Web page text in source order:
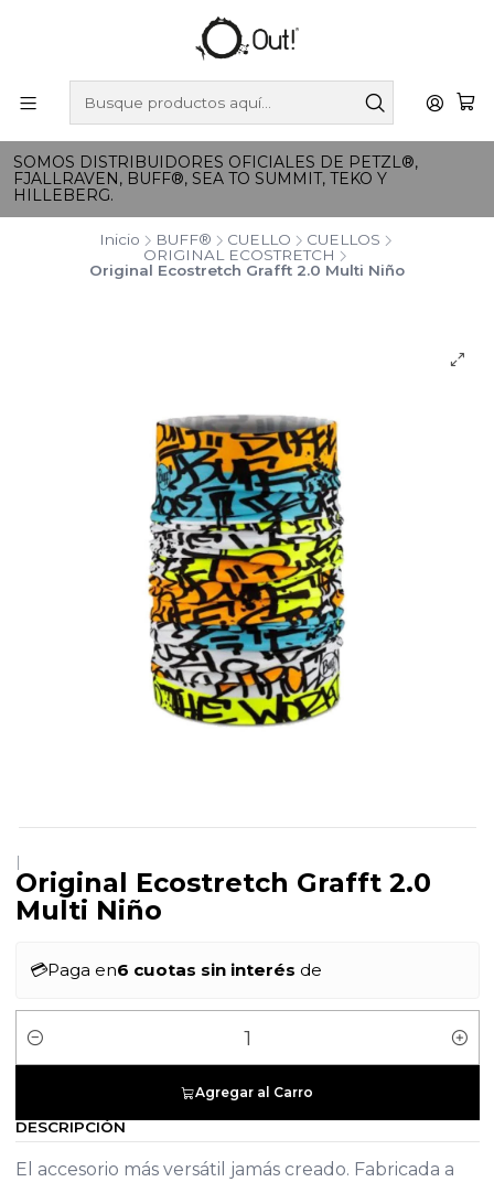
SOMOS DISTRIBUIDORES OFICIALES DE PETZL®,
FJALLRAVEN, BUFF®, SEA TO SUMMIT, TEKO Y
HILLEBERG.
Inicio BUFF® CUELLO
CUELLOS
ORIGINAL ECOSTRETCH
Original Ecostretch Grafft 2.0 Multi Niño
|
Original Ecostretch Grafft 2.0
Multi Niño
💳Paga en6 cuotas sin interés de
Cantidad
Agregar al Carro
DESCRIPCIÓN
El accesorio más versátil jamás creado. Fabricada a